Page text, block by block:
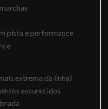
pista e performance
extrema da linha)
escurecidos